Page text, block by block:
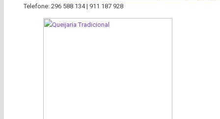
Telefone: 296 588 134 | 911 187 928